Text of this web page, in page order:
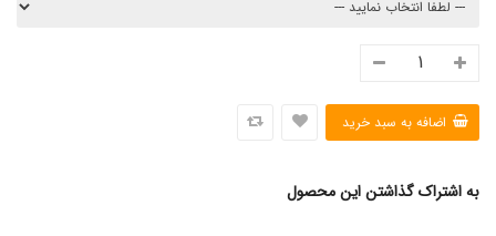
به اشتراک گذاشتن این محصول